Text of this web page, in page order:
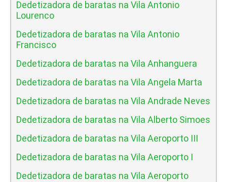
Dedetizadora de baratas na Vila Antonio
Lourenco
Dedetizadora de baratas na Vila Antonio
Francisco
Dedetizadora de baratas na Vila Anhanguera
Dedetizadora de baratas na Vila Angela Marta
Dedetizadora de baratas na Vila Andrade Neves
Dedetizadora de baratas na Vila Alberto Simoes
Dedetizadora de baratas na Vila Aeroporto III
Dedetizadora de baratas na Vila Aeroporto I
Dedetizadora de baratas na Vila Aeroporto